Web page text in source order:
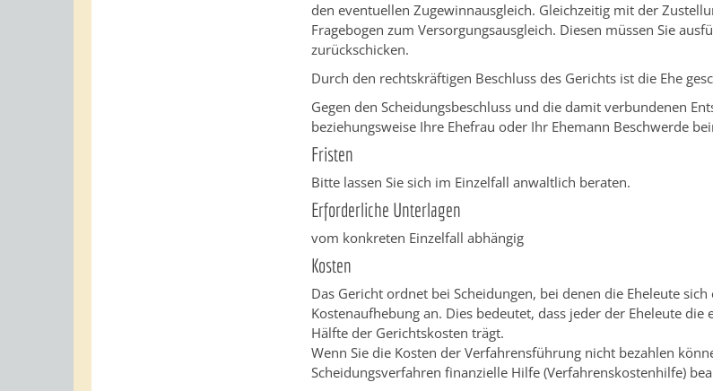
den eventuellen Zugewinnausgleich. Gleichzeitig mit der
Fragebogen zum Versorgungsausgleich. Diesen müssen Sie
zurückschicken.
Durch den rechtskräftigen Beschluss des Gerichts ist die Ehe
Gegen den Scheidungsbeschluss und die damit verbundenen
beziehungsweise Ihre Ehefrau oder Ihr Ehemann Beschwerde
Fristen
Bitte lassen Sie sich im Einzelfall anwaltlich beraten.
Erforderliche Unterlagen
vom konkreten Einzelfall abhängig
Kosten
Das Gericht ordnet bei Scheidungen, bei denen die Eheleute
Kostenaufhebung an. Dies bedeutet, dass jeder der Eheleute
Hälfte der Gerichtskosten trägt.
Wenn Sie die Kosten der Verfahrensführung nicht bezahlen
Scheidungsverfahren finanzielle Hilfe (Verfahrenskostenhilfe)